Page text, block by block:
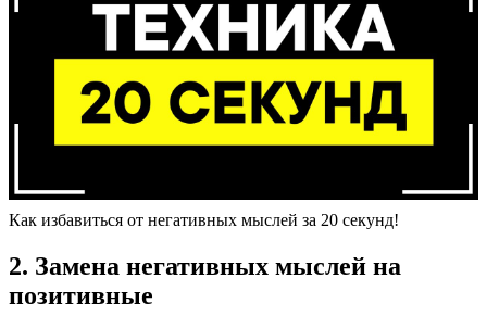
Как избавиться от негативных мыслей за 20 секунд!
2. Замена негативных мыслей на
позитивные